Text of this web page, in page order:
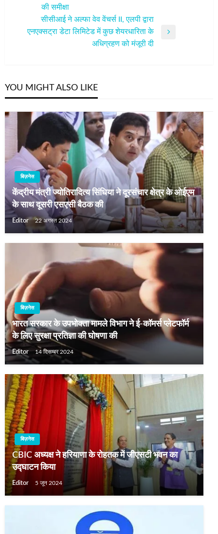
की समीक्षा
Next
सीसीआई ने अल्फा वेव वेंचर्स II, एलपी द्वारा
एनएक्सट्रा डेटा लिमिटेड में कुछ शेयरधारिता के
अधिग्रहण को मंजूरी दी
YOU MIGHT ALSO LIKE
बिज़नेस
केंद्रीय मंत्री ज्योतिरादित्य सिंधिया ने दूरसंचार क्षेत्र के ओईएम
के साथ दूसरी एसएसी बैठक की
Editor 22 अगस्त 2024
बिज़नेस
भारत सरकार के उपभोक्ता मामले विभाग ने ई-कॉमर्स प्लेटफॉर्म
के लिए सुरक्षा प्रतिज्ञा की घोषणा की
Editor 14 दिसम्बर 2024
बिज़नेस
CBIC अध्यक्ष ने हरियाणा के रोहतक में जीएसटी भवन का
उद्घाटन किया
Editor 5 जून 2024